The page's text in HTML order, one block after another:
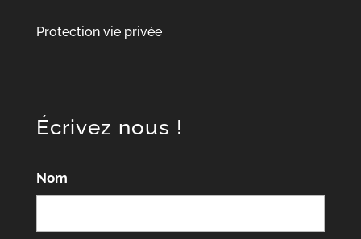
Protection vie privée
Écrivez nous !
Nom